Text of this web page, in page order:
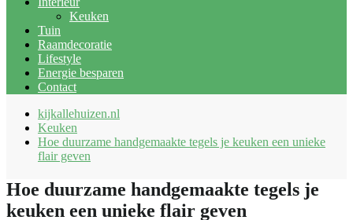
Keuken
Tuin
Raamdecoratie
Lifestyle
Energie besparen
Contact
kijkallehuizen.nl
Keuken
Hoe duurzame handgemaakte tegels je keuken een unieke
flair geven
Hoe duurzame handgemaakte tegels je
keuken een unieke flair geven